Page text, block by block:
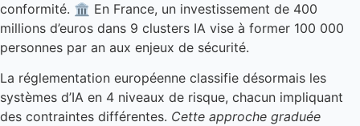
conformité. 🏛️ En France, un investissement de 400
millions d’euros dans 9 clusters IA vise à former 100 000
personnes par an aux enjeux de sécurité.
La réglementation européenne classifie désormais les
systèmes d’IA en 4 niveaux de risque, chacun impliquant
des contraintes différentes. Cette approche graduée